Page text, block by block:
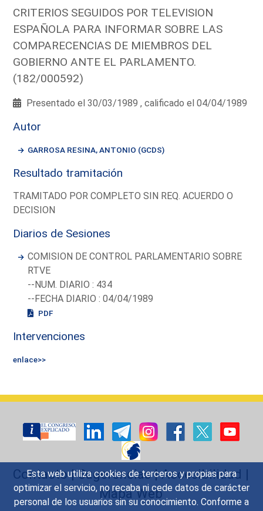
Esta web utiliza cookies de terceros y propias para
optimizar el servicio, no recaba ni cede datos de carácter
personal de los usuarios sin su conocimiento. Conforme a
CRITERIOS SEGUIDOS POR TELEVISION
ESPAÑOLA PARA INFORMAR SOBRE LAS
COMPARECENCIAS DE MIEMBROS DEL
GOBIERNO ANTE EL PARLAMENTO.
(182/000592)
Presentado el 30/03/1989 , calificado el 04/04/1989
Autor
GARROSA RESINA, ANTONIO (GCDS)
Resultado tramitación
TRAMITADO POR COMPLETO SIN REQ. ACUERDO O
DECISION
Diarios de Sesiones
COMISION DE CONTROL PARLAMENTARIO SOBRE
RTVE
--NUM. DIARIO : 434
--FECHA DIARIO : 04/04/1989
PDF
Intervenciones
enlace>>
Contacto|Sugerencias|Accesibilidad |
Mapa Web